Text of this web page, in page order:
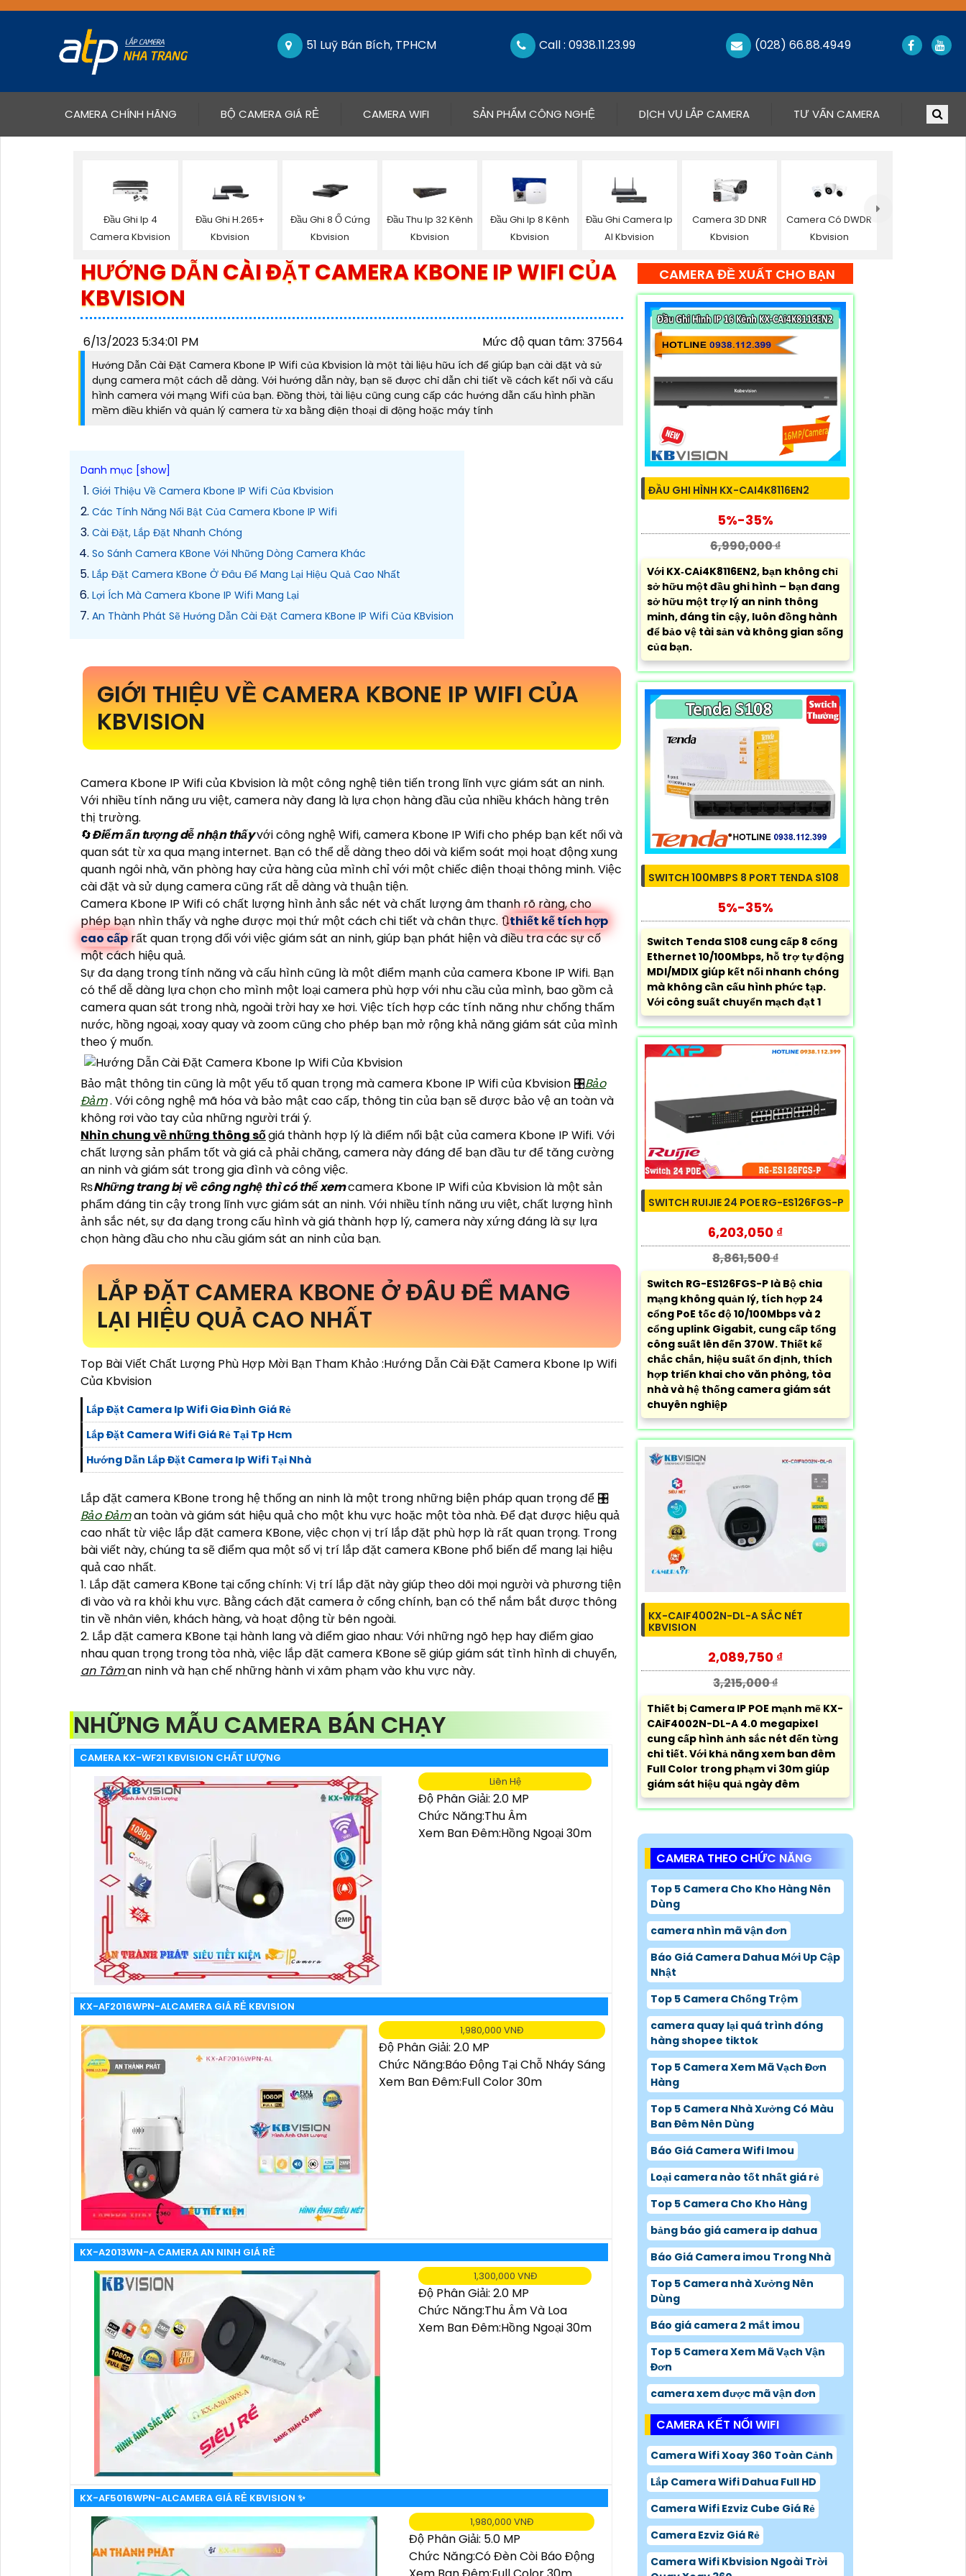
51 Luỹ Bán Bích, TPHCM Call : 0938.11.23.99 (028) 66.88.4949
CAMERA CHÍNH HÃNG(CURRENT)BỘ CAMERA GIÁ RẺ CAMERA WIFI SẢN PHẨM CÔNG NGHỆ DỊCH VỤ LẮP CAMERA TƯ VẤN CAMERA
Đầu Ghi Ip 4
Camera Kbvision
Đầu Ghi H.265+
Kbvision
Đầu Ghi 8 Ổ Cứng
Kbvision
Đầu Thu Ip 32 Kênh
Kbvision
Đầu Ghi Ip 8 Kênh
Kbvision
Đầu Ghi Camera Ip
AI Kbvision
Camera 3D DNR
Kbvision
Camera Có DWDR
Kbvision
HƯỚNG DẪN CÀI ĐẶT CAMERA KBONE IP WIFI CỦA
KBVISION
6/13/2023 5:34:01 PM Mức độ quan tâm: 37564
Hướng Dẫn Cài Đặt Camera Kbone IP Wifi của Kbvision là một tài liệu hữu ích để giúp bạn cài đặt và sử
dụng camera một cách dễ dàng. Với hướng dẫn này, bạn sẽ được chỉ dẫn chi tiết về cách kết nối và cấu
hình camera với mạng Wifi của bạn. Đồng thời, tài liệu cũng cung cấp các hướng dẫn cấu hình phần
mềm điều khiển và quản lý camera từ xa bằng điện thoại di động hoặc máy tính
Giới Thiệu Về Camera Kbone IP Wifi Của Kbvision
Các Tính Năng Nổi Bật Của Camera Kbone IP Wifi
Cài Đặt, Lắp Đặt Nhanh Chóng
So Sánh Camera KBone Với Những Dòng Camera Khác
Lắp Đặt Camera KBone Ở Đâu Để Mang Lại Hiệu Quả Cao Nhất
Lợi Ích Mà Camera Kbone IP Wifi Mang Lại
An Thành Phát Sẽ Hướng Dẫn Cài Đặt Camera KBone IP Wifi Của KBvision
GIỚI THIỆU VỀ CAMERA KBONE IP WIFI CỦA
KBVISION
Camera Kbone IP Wifi của Kbvision là một công nghệ tiên tiến trong lĩnh vực giám sát an ninh.
Với nhiều tính năng ưu việt, camera này đang là lựa chọn hàng đầu của nhiều khách hàng trên
thị trường.
🔄Điểm ấn tượng dễ nhận thấyvới công nghệ Wifi, camera Kbone IP Wifi cho phép bạn kết nối và
quan sát từ xa qua mạng internet. Bạn có thể dễ dàng theo dõi và kiểm soát mọi hoạt động xung
quanh ngôi nhà, văn phòng hay cửa hàng của mình chỉ với một chiếc điện thoại thông minh. Việc
cài đặt và sử dụng camera cũng rất dễ dàng và thuận tiện.
Camera Kbone IP Wifi có chất lượng hình ảnh sắc nét và chất lượng âm thanh rõ ràng, cho
phép bạn nhìn thấy và nghe được mọi thứ một cách chi tiết và chân thực. 🔃thiết kế tích hợp
cao cấp rất quan trọng đối với việc giám sát an ninh, giúp bạn phát hiện và điều tra các sự cố
một cách hiệu quả.
Sự đa dạng trong tính năng và cấu hình cũng là một điểm mạnh của camera Kbone IP Wifi. Bạn
có thể dễ dàng lựa chọn cho mình một loại camera phù hợp với nhu cầu của mình, bao gồm cả
camera quan sát trong nhà, ngoài trời hay xe hơi. Việc tích hợp các tính năng như chống thấm
nước, hồng ngoại, xoay quay và zoom cũng cho phép bạn mở rộng khả năng giám sát của mình
theo ý muốn.
Bảo mật thông tin cũng là một yếu tố quan trọng mà camera Kbone IP Wifi của Kbvision 🎛Bảo
Đảm. Với công nghệ mã hóa và bảo mật cao cấp, thông tin của bạn sẽ được bảo vệ an toàn và
không rơi vào tay của những người trái ý.
Nhìn chung về những thông sốgiá thành hợp lý là điểm nổi bật của camera Kbone IP Wifi. Với
chất lượng sản phẩm tốt và giá cả phải chăng, camera này đáng để bạn đầu tư để tăng cường
an ninh và giám sát trong gia đình và công việc.
₨Những trang bị về công nghệ thì có thể xemcamera Kbone IP Wifi của Kbvision là một sản
phẩm đáng tin cậy trong lĩnh vực giám sát an ninh. Với nhiều tính năng ưu việt, chất lượng hình
ảnh sắc nét, sự đa dạng trong cấu hình và giá thành hợp lý, camera này xứng đáng là sự lựa
chọn hàng đầu cho nhu cầu giám sát an ninh của bạn.
LẮP ĐẶT CAMERA KBONE Ở ĐÂU ĐỂ MANG
LẠI HIỆU QUẢ CAO NHẤT
Top Bài Viết Chất Lượng Phù Hợp Mời Bạn Tham Khảo :Hướng Dẫn Cài Đặt Camera Kbone Ip Wifi
Của Kbvision
Lắp Đặt Camera Ip Wifi Gia Đình Giá Rẻ
Lắp Đặt Camera Wifi Giá Rẻ Tại Tp Hcm
Hướng Dẫn Lắp Đặt Camera Ip Wifi Tại Nhà
Lắp đặt camera KBone trong hệ thống an ninh là một trong những biện pháp quan trọng để 🎛
Bảo Đảman toàn và giám sát hiệu quả cho một khu vực hoặc một tòa nhà. Để đạt được hiệu quả
cao nhất từ việc lắp đặt camera KBone, việc chọn vị trí lắp đặt phù hợp là rất quan trọng. Trong
bài viết này, chúng ta sẽ điểm qua một số vị trí lắp đặt camera KBone phổ biến để mang lại hiệu
quả cao nhất.
1. Lắp đặt camera KBone tại cổng chính: Vị trí lắp đặt này giúp theo dõi mọi người và phương tiện
đi vào và ra khỏi khu vực. Bằng cách đặt camera ở cổng chính, bạn có thể nắm bắt được thông
tin về nhân viên, khách hàng, và hoạt động từ bên ngoài.
2. Lắp đặt camera KBone tại hành lang và điểm giao nhau: Với những ngõ hẹp hay điểm giao
nhau quan trọng trong tòa nhà, việc lắp đặt camera KBone sẽ giúp giám sát tình hình di chuyển,
an Tâman ninh và hạn chế những hành vi xâm phạm vào khu vực này.
NHỮNG MẪU CAMERA BÁN CHẠY
CAMERA KX-WF21 KBVISION CHẤT LƯỢNG
Liên Hệ
Độ Phân Giải: 2.0 MP
Chức Năng:Thu Âm
Xem Ban Đêm:Hồng Ngoại 30m
KX-AF2016WPN-ALCAMERA GIÁ RẺ KBVISION
1,980,000 VNĐ
Độ Phân Giải: 2.0 MP
Chức Năng:Báo Động Tại Chỗ Nháy Sáng
Xem Ban Đêm:Full Color 30m
KX-A2013WN-A CAMERA AN NINH GIÁ RẺ
1,300,000 VNĐ
Độ Phân Giải: 2.0 MP
Chức Năng:Thu Âm Và Loa
Xem Ban Đêm:Hồng Ngoại 30m
KX-AF5016WPN-ALCAMERA GIÁ RẺ KBVISION ✨
1,980,000 VNĐ
Độ Phân Giải: 5.0 MP
Chức Năng:Có Đèn Còi Báo Động
CAMERA ĐỀ XUẤT CHO BẠN
ĐẦU GHI HÌNH KX-CAI4K8116EN2
5%-35%
6,990,000 ₫
Với KX‑CAi4K8116EN2, bạn không chỉ
sở hữu một đầu ghi hình – bạn đang
sở hữu một trợ lý an ninh thông
minh, đáng tin cậy, luôn đồng hành
để bảo vệ tài sản và không gian sống
của bạn.
SWITCH 100MBPS 8 PORT TENDA S108
5%-35%
Switch Tenda S108 cung cấp 8 cổng
Ethernet 10/100Mbps, hỗ trợ tự động
MDI/MDIX giúp kết nối nhanh chóng
mà không cần cấu hình phức tạp.
Với công suất chuyển mạch đạt 1
SWITCH RUIJIE 24 POE RG-ES126FGS-P
6,203,050 ₫
8,861,500 ₫
Switch RG-ES126FGS-P là Bộ chia
mạng không quản lý, tích hợp 24
cổng PoE tốc độ 10/100Mbps và 2
cổng uplink Gigabit, cung cấp tổng
công suất lên đến 370W. Thiết kế
chắc chắn, hiệu suất ổn định, thích
hợp triển khai cho văn phòng, tòa
nhà và hệ thống camera giám sát
chuyên nghiệp
KX-CAIF4002N-DL-A SẮC NÉT
KBVISION
2,089,750 ₫
3,215,000 ₫
Thiết bị Camera IP POE mạnh mẽ KX-
CAiF4002N-DL-A 4.0 megapixel
cung cấp hình ảnh sắc nét đến từng
chi tiết. Với khả năng xem ban đêm
Full Color trong phạm vi 30m giúp
giám sát hiệu quả ngày đêm
CAMERA THEO CHỨC NĂNG
Top 5 Camera Cho Kho Hàng Nên
Dùng
camera nhìn mã vận đơn
Báo Giá Camera Dahua Mới Up Cập
Nhật
Top 5 Camera Chống Trộm
camera quay lại quá trình đóng
hàng shopee tiktok
Top 5 Camera Xem Mã Vạch Đơn
Hàng
Top 5 Camera Nhà Xưởng Có Màu
Ban Đêm Nên Dùng
Báo Giá Camera Wifi Imou
Loại camera nào tốt nhất giá rẻ
Top 5 Camera Cho Kho Hàng
bảng báo giá camera ip dahua
Báo Giá Camera imou Trong Nhà
Top 5 Camera nhà Xưởng Nên
Dùng
Báo giá camera 2 mắt imou
Top 5 Camera Xem Mã Vạch Vận
Đơn
camera xem được mã vận đơn
CAMERA KẾT NỐI WIFI
Camera Wifi Xoay 360 Toàn Cảnh
Lắp Camera Wifi Dahua Full HD
Camera Wifi Ezviz Cube Giá Rẻ
Camera Ezviz Giá Rẻ
Camera Wifi Kbvision Ngoài Trời